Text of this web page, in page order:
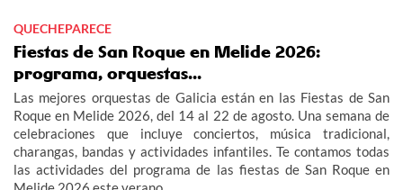
QUECHEPARECE
Fiestas de San Roque en Melide 2026:
programa, orquestas...
Las mejores orquestas de Galicia están en las Fiestas de San
Roque en Melide 2026, del 14 al 22 de agosto. Una semana de
celebraciones que incluye conciertos, música tradicional,
charangas, bandas y actividades infantiles. Te contamos todas
las actividades del programa de las fiestas de San Roque en